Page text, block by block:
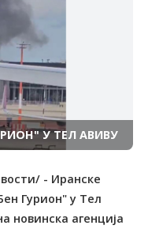
У ТЕЛ АВИВУ
- Иранске
Гурион" у Тел
новинска агенција